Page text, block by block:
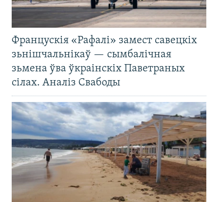
Францускія «Рафалі» замест савецкіх
зьнішчальнікаў — сымбалічная
зьмена ўва ўкраінскіх Паветраных
сілах. Аналіз Свабоды